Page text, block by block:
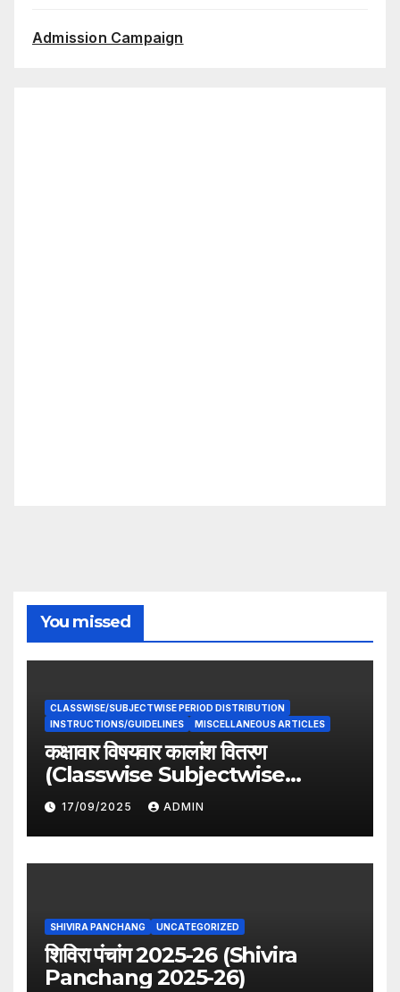
Admission Campaign
You missed
CLASSWISE/SUBJECTWISE PERIOD DISTRIBUTION
INSTRUCTIONS/GUIDELINES
MISCELLANEOUS ARTICLES
कक्षावार विषयवार कालांश वितरण
(Classwise Subjectwise
period distribution)
17/09/2025 ADMIN
SHIVIRA PANCHANG UNCATEGORIZED
शिविरा पंचांग 2025-26 (Shivira
Panchang 2025-26)